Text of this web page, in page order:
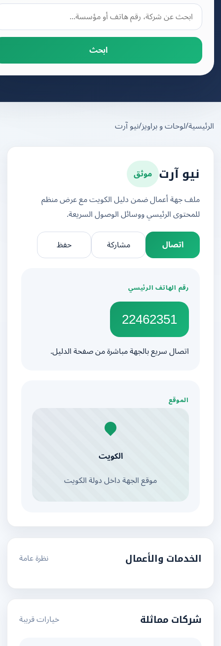
ابحث
/لوحات و براويز/نيو آرت
نيو آرت
موثق
ملف جهة أعمال ضمن دليل الكويت مع عرض منظم
للمحتوى الرئيسي ووسائل الوصول السريعة.
اتصال
مشاركة
رقم الهاتف الرئيسي
22462351
اتصال سريع بالجهة مباشرة من صفحة الدليل.
الموقع
الكويت
موقع الجهة داخل دولة الكويت
الخدمات والأعمال نظرة عامة
شركات مماثلة خيارات قريبة